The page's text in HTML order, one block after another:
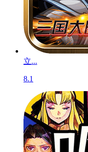
立...
8.1